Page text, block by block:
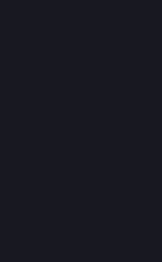
GlitchSoc-
Leute auf ihre
heute